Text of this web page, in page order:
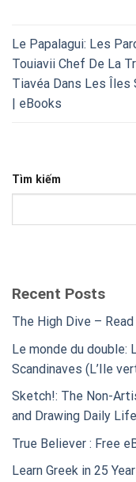
Le Papalagui: Les
Touiavii Chef De La
Tiavéa Dans Les Îles
| eBooks
Tìm kiếm
Recent Posts
The High Dive –
Le monde du double:
Scandinaves (L’Ile
Sketch!: The Non-
and Drawing Daily
True Believer : Free
Learn Greek in 25